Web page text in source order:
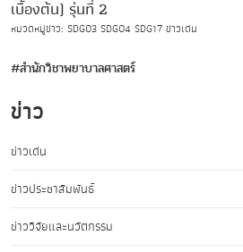
เบื้องต้น) รุ่นที่ 2
หมวดหมู่ข่าว: SDG03 SDG04 SDG17 ข่าวเด่น
#สำนักวิชาพยาบาลศาสตร์
ข่าว
ข่าวเด่น
ข่าวประชาสัมพันธ์
ข่าววิจัยและนวัตกรรม